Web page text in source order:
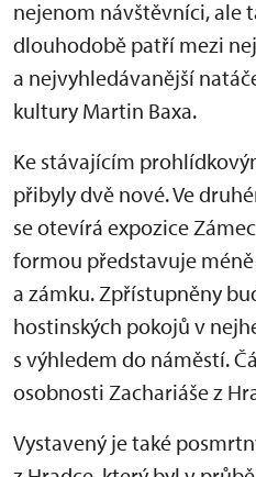
nejenom návštěvníci, ale
dlouhodobě patří mezi
a nejvyhledávanější
kultury Martin Baxa.
Ke stávajícím
přibyly dvě nové. Ve
se otevírá expozice
formou představuje
a zámku. Zpřístupněny
hostinských pokojů v
s výhledem do náměstí.
osobnosti Zachariáše z
Vystavený je také